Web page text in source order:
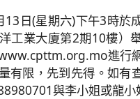
13日(星期六)下午3時於
工業大廈第2期10樓）
進行
有限，先到先得。如有
與李小姐或龍小